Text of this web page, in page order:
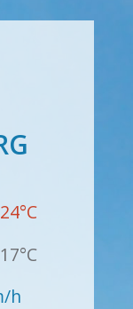
24°C
17°C
h